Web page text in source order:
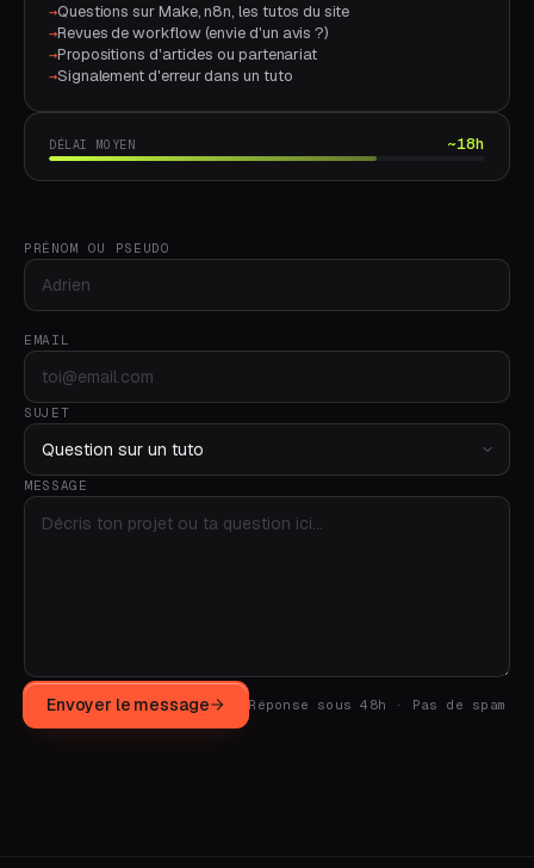
PRÉNOM OU PSEUDO
EMAIL
SUJET
MESSAGE
Envoyer le message Réponse sous 48h · Pas de spam
→Questions sur Make, n8n, les tutos du site
→Revues de workflow (envie d'un avis ?)
→Propositions d'articles ou partenariat
→Signalement d'erreur dans un tuto
DÉLAI MOYEN ~18h